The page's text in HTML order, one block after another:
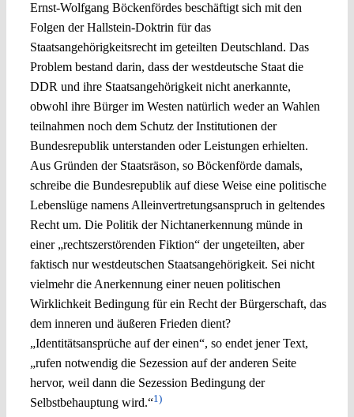
Ernst-Wolfgang Böckenfördes beschäftigt sich mit den
Folgen der Hallstein-Doktrin für das
Staatsangehörigkeitsrecht im geteilten Deutschland. Das
Problem bestand darin, dass der westdeutsche Staat die
DDR und ihre Staatsangehörigkeit nicht anerkannte,
obwohl ihre Bürger im Westen natürlich weder an Wahlen
teilnahmen noch dem Schutz der Institutionen der
Bundesrepublik unterstanden oder Leistungen erhielten.
Aus Gründen der Staatsräson, so Böckenförde damals,
schreibe die Bundesrepublik auf diese Weise eine politische
Lebenslüge namens Alleinvertretungsanspruch in geltendes
Recht um. Die Politik der Nichtanerkennung münde in
einer „rechtszerstörenden Fiktion“ der ungeteilten, aber
faktisch nur westdeutschen Staatsangehörigkeit. Sei nicht
vielmehr die Anerkennung einer neuen politischen
Wirklichkeit Bedingung für ein Recht der Bürgerschaft, das
dem inneren und äußeren Frieden dient?
„Identitätsansprüche auf der einen“, so endet jener Text,
„rufen notwendig die Sezession auf der anderen Seite
hervor, weil dann die Sezession Bedingung der
Selbstbehauptung wird.“1)